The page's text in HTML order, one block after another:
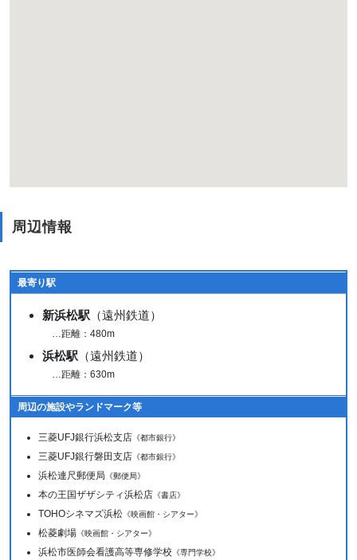
周辺情報
最寄り駅
新浜松駅 （遠州鉄道）
…距離：480m
浜松駅 （遠州鉄道）
…距離：630m
周辺の施設やランドマーク等
三菱UFJ銀行浜松支店 《都市銀行》
三菱UFJ銀行磐田支店 《都市銀行》
浜松連尺郵便局 《郵便局》
本の王国ザザシティ浜松店 《書店》
TOHOシネマズ浜松 《映画館・シアター》
松菱劇場 《映画館・シアター》
浜松市医師会看護高等専修学校 《専門学校》